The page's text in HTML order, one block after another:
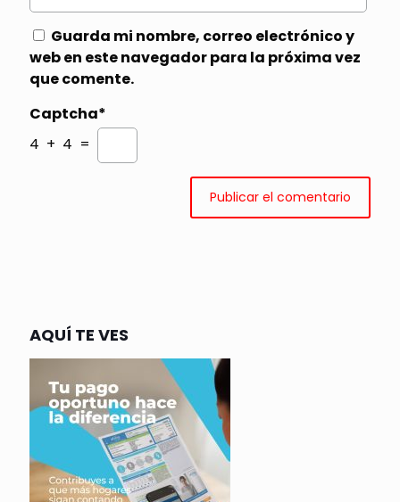
Guarda mi nombre, correo electrónico y
web en este navegador para la próxima vez
que comente.
Captcha*
4 + 4 =
AQUÍ TE VES